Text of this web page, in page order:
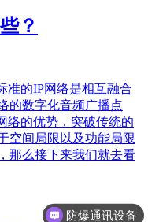
？
准的IP网络是相互融合
的数字化音频广播点
络的优势，突破传统的
空间局限以及功能局限
那么接下来我们就去看
防爆通讯设备